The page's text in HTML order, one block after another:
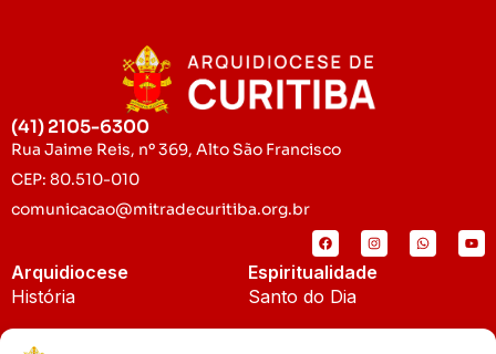
(41) 2105-6300
Rua Jaime Reis, nº 369, Alto São Francisco
CEP: 80.510-010
comunicacao@mitradecuritiba.org.br
Arquidiocese
História
Padroeira
Espiritualidade
Santo do Dia